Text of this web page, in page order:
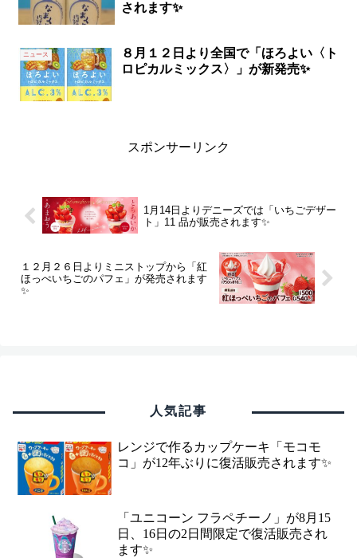
されます✨
ニュース
８月１２日より全国で「ほろよい〈ト
ロピカルミックス〉」が新発売✨
スポンサーリンク
1月14日よりデニーズでは「いちごデザー
ト」11 品が販売されます✨
１２月２６日よりミニストップから「紅
ほっぺいちごのパフェ」が発売されます
✨
人気記事
レンジで作るカップケーキ「モコモ
コ」が12年ぶりに復活販売されます✨
「ユニコーン フラペチーノ」が8月15
日、16日の2日間限定で復活販売され
ます✨